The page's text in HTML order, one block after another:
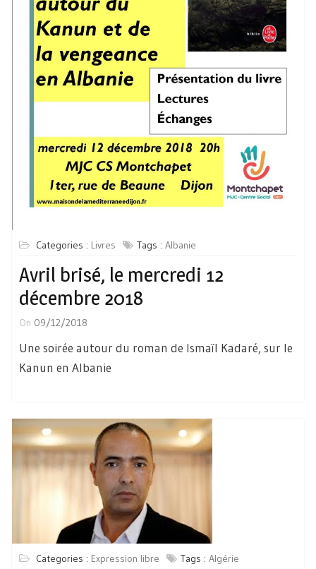
Categories : Livres Tags : Albanie
Avril brisé, le mercredi 12
décembre 2018
On 09/12/2018
Une soirée autour du roman de Ismaïl Kadaré, sur le
Kanun en Albanie
Categories : Expression libre Tags : Algérie